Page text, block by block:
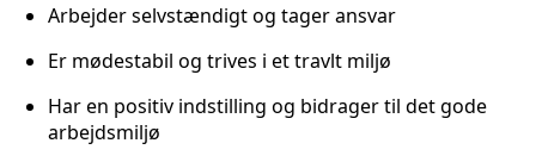
Arbejder selvstændigt og tager ansvar
Er mødestabil og trives i et travlt miljø
Har en positiv indstilling og bidrager til det gode
arbejdsmiljø